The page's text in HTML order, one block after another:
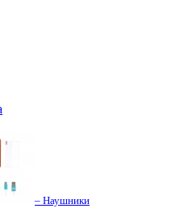
– Наушники